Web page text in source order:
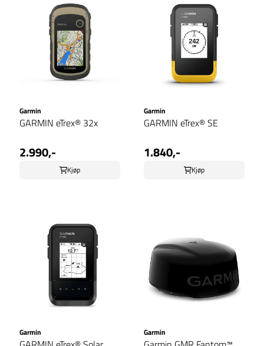
Garmin
GARMIN eTrex® 32x
2.990,-
Kjøp
Garmin
GARMIN eTrex® SE
1.840,-
Kjøp
Garmin Garmin